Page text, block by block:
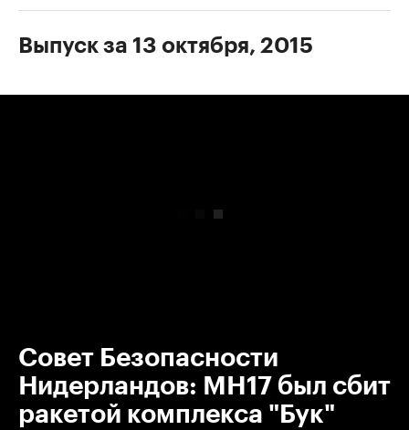
Выпуск за 13 октября, 2015
Совет Безопасности
Нидерландов: MH17 был сбит
ракетой комплекса "Бук"